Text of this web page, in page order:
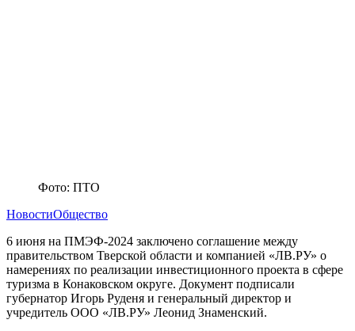
Фото: ПТО
НовостиОбщество
6 июня на ПМЭФ-2024 заключено соглашение между
правительством Тверской области и компанией «ЛВ.РУ» о
намерениях по реализации инвестиционного проекта в сфере
туризма в Конаковском округе. Документ подписали
губернатор Игорь Руденя и генеральный директор и
учредитель ООО «ЛВ.РУ» Леонид Знаменский.